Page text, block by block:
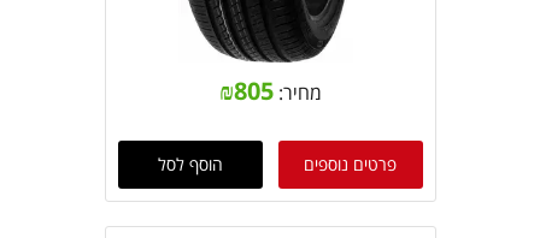
מחיר: ₪805
פרטים נוספים הוסף לסל